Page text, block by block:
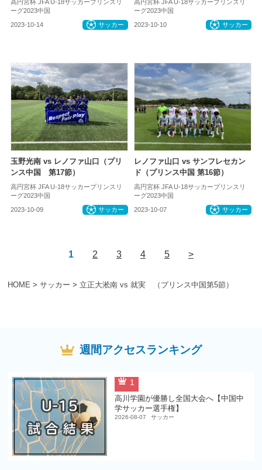
HOME > サッカー > 立正大淞南 vs 就実 （プリンス中国第5節）
高円宮杯 JFA U-18サッカープリンスリ
ーグ2023中国
2023-10-14 サッカー
高円宮杯 JFA U-18サッカープリンスリ
ーグ2023中国
2023-10-10 サッカー
玉野光南 vs レノファ山口（プリ
ンス中国 第17節）
高円宮杯 JFA U-18サッカープリンスリ
ーグ2023中国
2023-10-09 サッカー
レノファ山口 vs サンフレセカン
ド（プリンス中国 第16節）
高円宮杯 JFA U-18サッカープリンスリ
ーグ2023中国
2023-10-07 サッカー
1 2 3 4 5 >
週間アクセスランキング
1
高川学園が優勝し全国大会へ【中国中
学サッカー選手権】
2026-08-07 サッカー